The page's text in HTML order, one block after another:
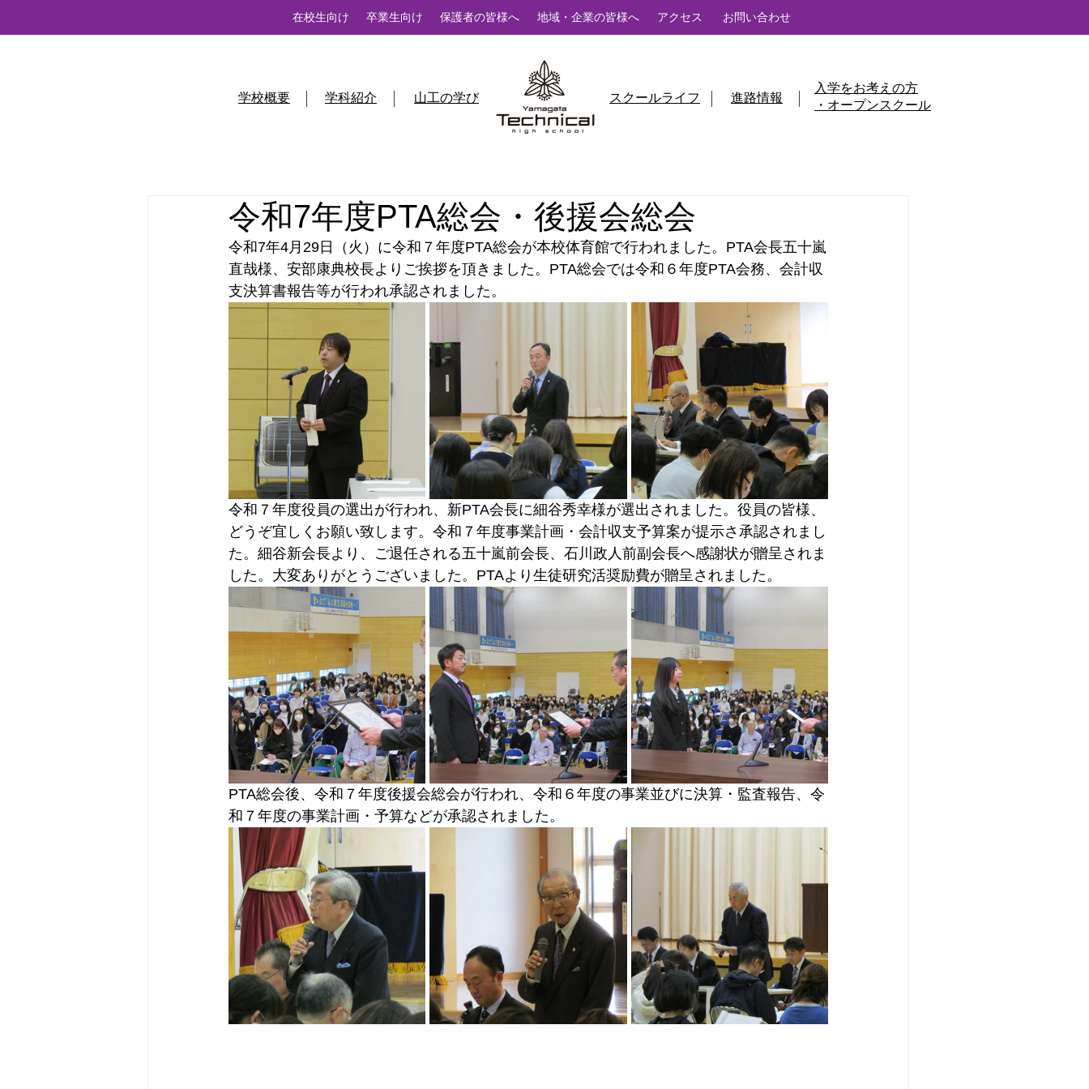
在校生向け 卒業生向け 保護者の皆様へ 地域・企業の皆様へ アクセス お問い合わせ
学校概要 学科紹介 山工の学び スクールライフ 進路情報
入学をお考えの方
・オープンスクール
令和7年度PTA総会・後援会総会
令和7年4月29日（火）に令和７年度PTA総会が本校体育館で行われました。PTA会長五十嵐
直哉様、安部康典校長よりご挨拶を頂きました。PTA総会では令和６年度PTA会務、会計収
支決算書報告等が行われ承認されました。
令和７年度役員の選出が行われ、新PTA会長に細谷秀幸様が選出されました。役員の皆様、
どうぞ宜しくお願い致します。令和７年度事業計画・会計収支予算案が提示さ承認されまし
た。細谷新会長より、ご退任される五十嵐前会長、石川政人前副会長へ感謝状が贈呈されま
した。大変ありがとうございました。PTAより生徒研究活奨励費が贈呈されました。
PTA総会後、令和７年度後援会総会が行われ、令和６年度の事業並びに決算・監査報告、令
和７年度の事業計画・予算などが承認されました。